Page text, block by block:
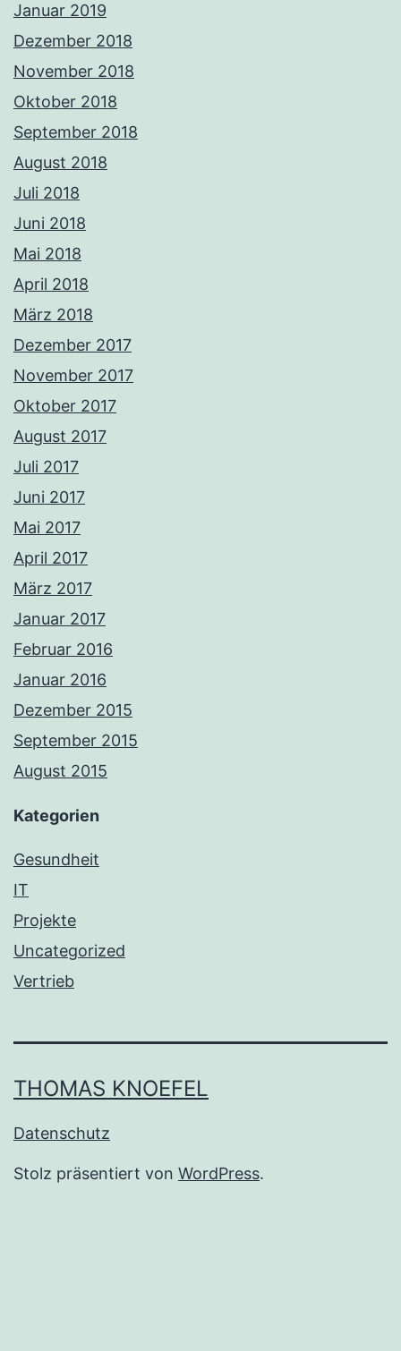
Januar 2019
Dezember 2018
November 2018
Oktober 2018
September 2018
August 2018
Juli 2018
Juni 2018
Mai 2018
April 2018
März 2018
Dezember 2017
November 2017
Oktober 2017
August 2017
Juli 2017
Juni 2017
Mai 2017
April 2017
März 2017
Januar 2017
Februar 2016
Januar 2016
Dezember 2015
September 2015
August 2015
Kategorien
Gesundheit
IT
Projekte
Uncategorized
Vertrieb
THOMAS KNOEFEL
Datenschutz
Stolz präsentiert von WordPress.